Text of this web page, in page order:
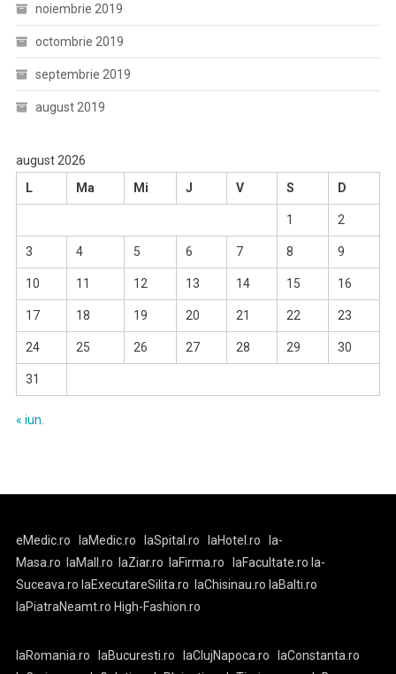
noiembrie 2019
octombrie 2019
septembrie 2019
august 2019
august 2026
L
Ma Mi J V S D
1 2
3 4 5 6 7 8 9
10 11 12 13 14 15 16
17 18 19 20 21 22 23
24 25 26 27 28 29 30
31
« iun.
eMedic.ro laMedic.ro laSpital.ro laHotel.ro
la-
Masa.ro
laMall.ro laZiar.ro laFirma.ro laFacultate.ro la-
Suceava.ro laExecutareSilita.ro laChisinau.ro laBalti.ro
laPiatraNeamt.ro High-Fashion.ro
laRomania.ro laBucuresti.ro laClujNapoca.ro
laConstanta.ro